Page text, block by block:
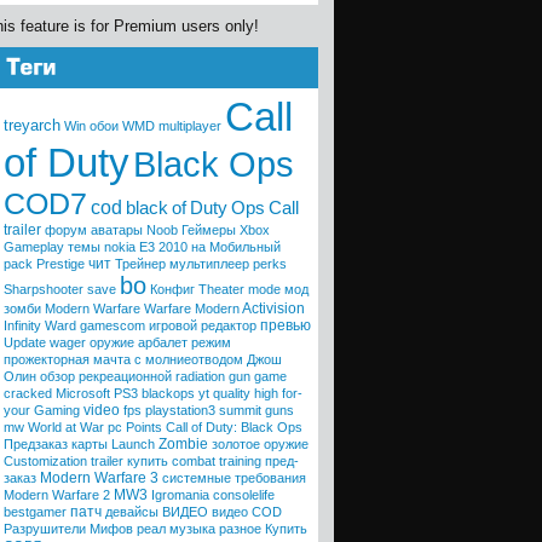
feature is for Premium users only!
treyarch Win обои WMD multiplayer Call
of DutyBlack Ops
COD7 cod black of DutyOps Call
trailer форум аватары Noob Геймеры Xbox
Gameplay темы nokia E3 2010 на Мобильный
pack Prestige чит Трейнер мультиплеер perks
Sharpshooter save bo Конфиг Theater mode мод
зомби Modern Warfare Warfare ModernActivision
Infinity Ward gamescom игровой редактор превью
Update wager оружие арбалет режим
прожекторная мачта с молниеотводом Джош
Олин обзор рекреационной radiation gun game
cracked Microsoft PS3 blackops yt quality high for-
your Gaming video fps playstation3 summit guns
mw World at War pc Points Call of Duty: Black Ops
Предзаказ карты Launch Zombie золотое оружие
Customization trailer купить combat training пред-
заказ Modern Warfare 3 системные требования
Modern Warfare 2 MW3 Igromania consolelife
bestgamer патч девайсы ВИДЕО видео COD
Разрушители Мифов реал музыка разное Купить